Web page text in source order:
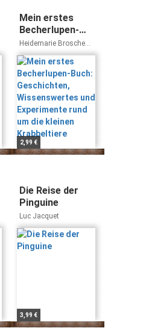
Mein erstes
Becherlupen-
Buch:
Geschichten,
Wissenswertes
und Experimente
rund um die
kleinen
Krabbeltiere
Heidemarie Brosche
Astrid Rösel
2,99 €
Die Reise der
Pinguine
Luc Jacquet
3,99 €